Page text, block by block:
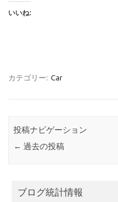
いいね:
カテゴリー: Car
投稿ナビゲーション
← 過去の投稿
ブログ統計情報